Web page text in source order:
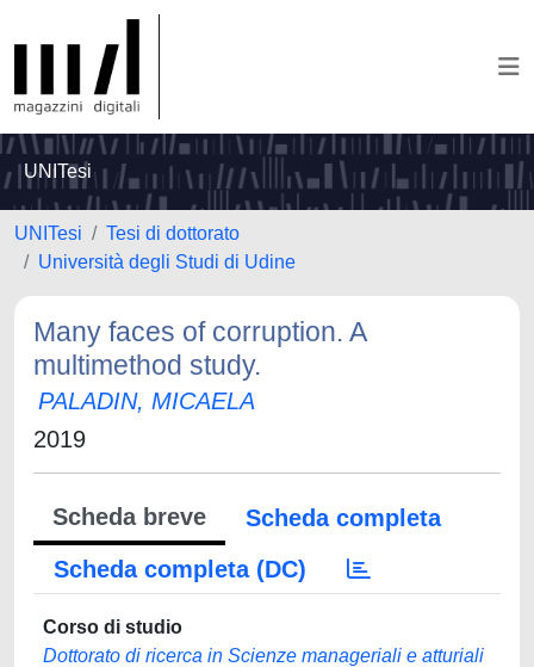
UNITesi
UNITesi
Tesi di dottorato
Università degli Studi di Udine
Many faces of corruption. A
multimethod study.
PALADIN, MICAELA
2019
Scheda breve
Scheda completa
Scheda completa (DC)
Corso di studio
Dottorato di ricerca in Scienze manageriali e atturiali